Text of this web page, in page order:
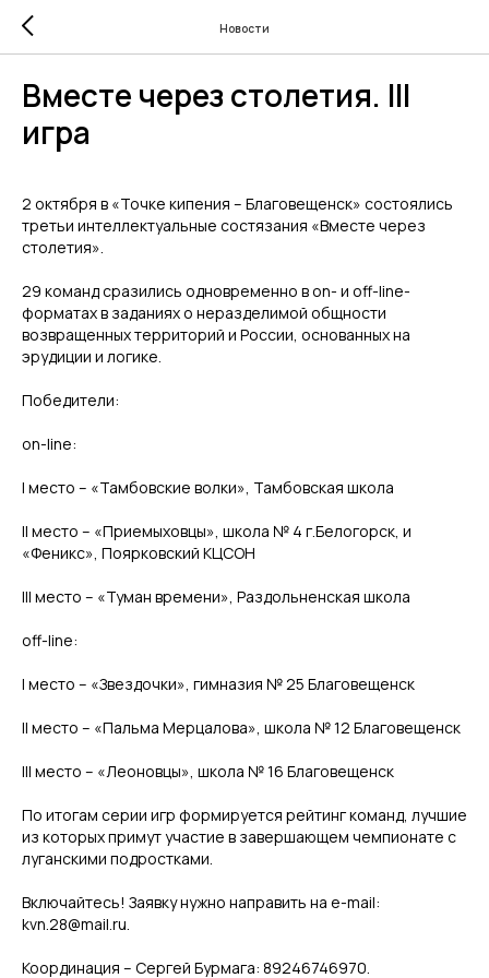
Новости
Вместе через столетия. III
игра
2 октября в «Точке кипения – Благовещенск» состоялись
третьи интеллектуальные состязания «Вместе через
столетия».
29 команд сразились одновременно в on- и off-line-
форматах в заданиях о неразделимой общности
возвращенных территорий и России, основанных на
эрудиции и логике.
Победители:
on-line:
I место – «Тамбовские волки», Тамбовская школа
II место – «Приемыховцы», школа № 4 г.Белогорск, и
«Феникс», Поярковский КЦСОН
III место – «Туман времени», Раздольненская школа
off-line:
I место – «Звездочки», гимназия № 25 Благовещенск
II место – «Пальма Мерцалова», школа № 12 Благовещенск
III место – «Леоновцы», школа № 16 Благовещенск
По итогам серии игр формируется рейтинг команд, лучшие
из которых примут участие в завершающем чемпионате с
луганскими подростками.
Включайтесь! Заявку нужно направить на e-mail:
kvn.28@mail.ru.
Координация – Сергей Бурмага: 89246746970.